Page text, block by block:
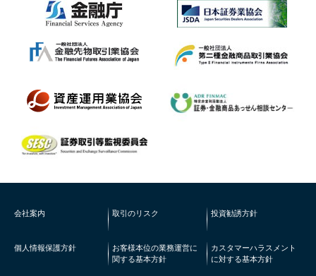
会社案内 取引のリスク 投資勧誘方針
個人情報保護方針
お客様本位の業務運営に
関する基本方針
カスタマーハラスメント
に対する基本方針